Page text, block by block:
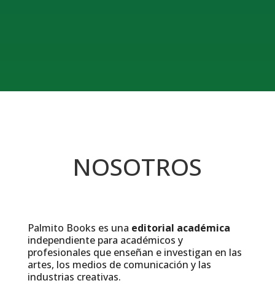
NOSOTROS
Palmito Books es una editorial académica
independiente para académicos y
profesionales que enseñan e investigan en las
artes, los medios de comunicación y las
industrias creativas.